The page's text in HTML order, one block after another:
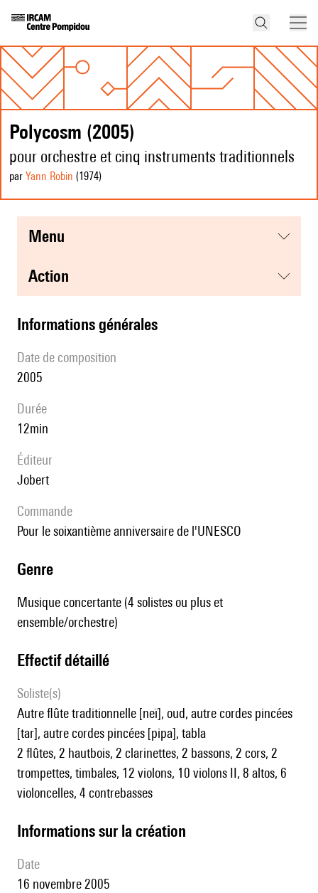
Polycosm (2005)
pour orchestre et cinq instruments traditionnels
par Yann Robin (1974)
menu
action
informations générales
date de composition
2005
durée
12min
éditeur
Jobert
Commande
pour le soixantième anniversaire de l'UNESCO
genre
Musique concertante (4 solistes ou plus et
ensemble/orchestre)
effectif détaillé
Soliste(s)
autre flûte traditionnelle [neï], oud, autre cordes pincées
[tar], autre cordes pincées [pipa], tabla
2 flûtes, 2 hautbois, 2 clarinettes, 2 bassons, 2 cors, 2
trompettes, timbales, 12 violons, 10 violons II, 8 altos, 6
violoncelles, 4 contrebasses
informations sur la création
date
16 novembre 2005